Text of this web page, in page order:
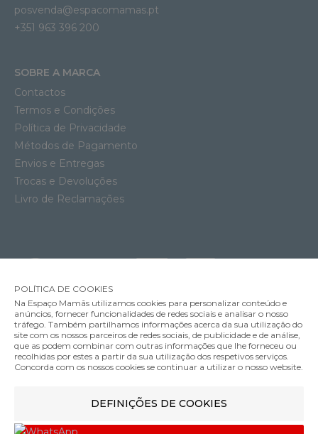
Soutien Amamentação com Aros Anita Basic
57.95€
Cor
posvenda@espacomamas.pt
+351 963 396 200
SOBRE A MARCA
Contactos
Termos e Condições
Política de Privacidade
Métodos de Pagamento
Envios e Entregas
Trocas e Devoluções
Livro de Reclamações
MÉTODOS DE ENVIO
MÉTODOS DE PAGAMENTO
POLÍTICA DE COOKIES
Na Espaço Mamãs utilizamos cookies para personalizar conteúdo e
anúncios, fornecer funcionalidades de redes sociais e analisar o nosso
tráfego. Também partilhamos informações acerca da sua utilização do
site com os nossos parceiros de redes sociais, de publicidade e de análise,
que as podem combinar com outras informações que lhe forneceu ou
recolhidas por estes a partir da sua utilização dos respetivos serviços.
Concorda com os nossos cookies se continuar a utilizar o nosso website.
DEFINIÇÕES DE COOKIES